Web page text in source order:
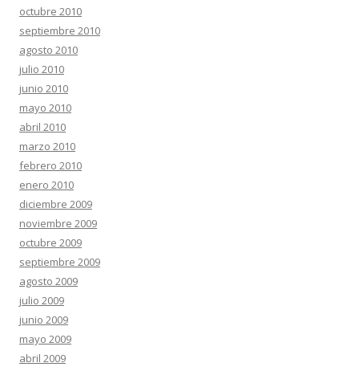
octubre 2010
septiembre 2010
agosto 2010
julio 2010
junio 2010
mayo 2010
abril 2010
marzo 2010
febrero 2010
enero 2010
diciembre 2009
noviembre 2009
octubre 2009
septiembre 2009
agosto 2009
julio 2009
junio 2009
mayo 2009
abril 2009